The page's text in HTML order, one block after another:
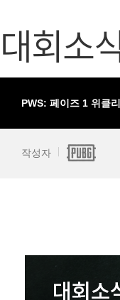
프렌즈팝콘
프렌즈타운
대회소
PWS: 페이즈 1 위클
작성자